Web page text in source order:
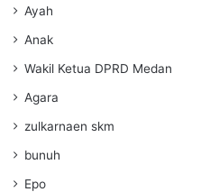
Ayah
Anak
Wakil Ketua DPRD Medan
Agara
zulkarnaen skm
bunuh
Epo